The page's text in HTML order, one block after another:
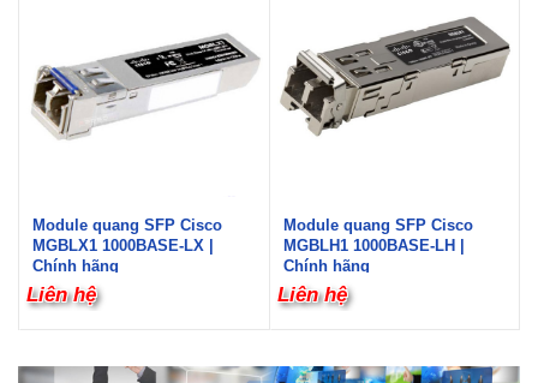
Module quang SFP Cisco
MGBLX1 1000BASE-LX |
Chính hãng
Liên hệ
Module quang SFP Cisco
MGBLH1 1000BASE-LH |
Chính hãng
Liên hệ